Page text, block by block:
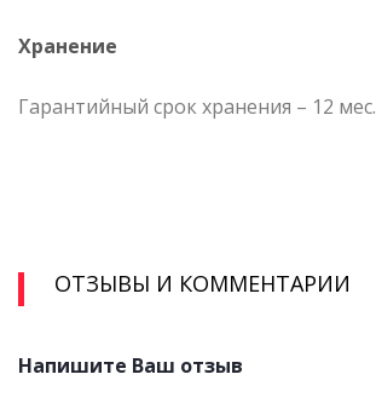
Хранение
Гарантийный срок хранения – 12 мес.
ОТЗЫВЫ И КОММЕНТАРИИ
Напишите Ваш отзыв